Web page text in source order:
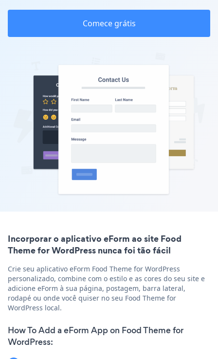
Comece grátis
Incorporar o aplicativo eForm ao site Food
Theme for WordPress nunca foi tão fácil
Crie seu aplicativo eForm Food Theme for WordPress
personalizado, combine com o estilo e as cores do seu site e
adicione eForm à sua página, postagem, barra lateral,
rodapé ou onde você quiser no seu Food Theme for
WordPress local.
How To Add a eForm App on Food Theme for
WordPress: